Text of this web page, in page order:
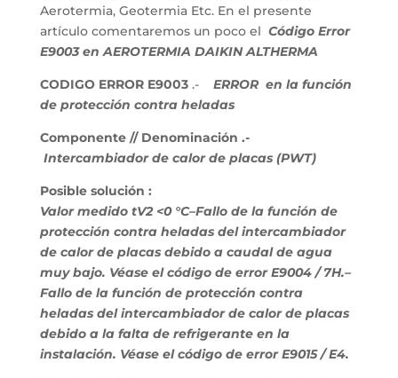
Aerotermia, Geotermia Etc. En el presente
artículo comentaremos un poco el Código Error
E9003 en AEROTERMIA DAIKIN ALTHERMA
CODIGO ERROR E9003.- ERROR en la función
de protección contra heladas
Componente // Denominación .-
Intercambiador de calor de placas (PWT)
Posible solución :
Valor medido tV2 <0 °C–Fallo de la función de
protección contra heladas del intercambiador
de calor de placas debido a caudal de agua
muy bajo. Véase el código de error E9004 / 7H.–
Fallo de la función de protección contra
heladas del intercambiador de calor de placas
debido a la falta de refrigerante en la
instalación. Véase el código de error E9015 / E4.